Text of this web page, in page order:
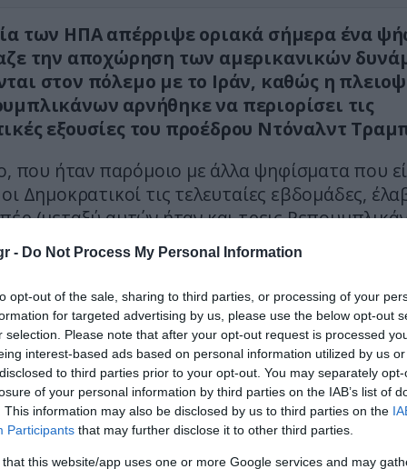
- Do Not Process My Personal Information
opt-out of the sale, sharing to third parties, or processing of your
for targeted advertising by us, please use the below opt-out
selection. Please note that after your opt-out request is processed
interest-based ads based on personal information utilized by us
to third parties prior to your opt-out. You may separately
of your personal information by third parties on the IAB’s list of
This information may also be disclosed by us to third parties on the
Participants that may further disclose it to other third parties.
that this website/app uses one or more Google services and may
των ΗΠΑ απέρριψε οριακά σήμερα ένα
την αποχώρηση των αμερικανικών
στον πόλεμο με το Ιράν, καθώς η
αρνήθηκε να περιορίσει τις
εξουσίες του προέδρου Ντόναλντ
που ήταν παρόμοιο με άλλα ψηφίσματα που
Δημοκρατικοί τις τελευταίες εβδομάδες,
(μεταξύ αυτών ήταν και τρεις
και 50 κατά.
ψήφισε υπέρ της αποχώρησης του
με το Ιράν. «Πιστεύαμε ότι θα είχαμε πιο
την κυβέρνηση, σχετικά με το πού
δεν έγινε αυτό», είπε η ίδια στο μέσο
News, μετά την ψηφοφορία.
έχει την αρμοδιότητα να κηρύξει